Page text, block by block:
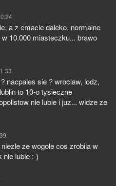
a z emacie daleko, normalne
10.000 miasteczku... brawo
nacpales sie ? wroclaw, lodz,
to 10-o tysieczne
nie lubie i juz... widze ze
ze wogole cos zrobila w
nie lubie :-)